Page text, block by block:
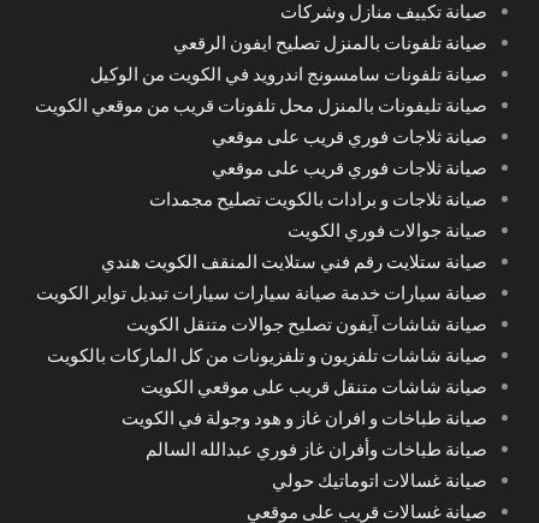
صيانة تكييف منازل وشركات
صيانة تلفونات بالمنزل تصليح ايفون الرقعي
صيانة تلفونات سامسونج اندرويد في الكويت من الوكيل
صيانة تليفونات بالمنزل محل تلفونات قريب من موقعي الكويت
صيانة ثلاجات فوري قريب على موقعي
صيانة ثلاجات فوري قريب على موقعي
صيانة ثلاجات و برادات بالكويت تصليح مجمدات
صيانة جوالات فوري الكويت
صيانة ستلايت رقم فني ستلايت المنقف الكويت هندي
صيانة سيارات خدمة صيانة سيارات سيارات تبديل تواير الكويت
صيانة شاشات آيفون تصليح جوالات متنقل الكويت
صيانة شاشات تلفزيون و تلفزيونات من كل الماركات بالكويت
صيانة شاشات متنقل قريب على موقعي الكويت
صيانة طباخات و افران غاز و هود وجولة في الكويت
صيانة طباخات وأفران غاز فوري عبدالله السالم
صيانة غسالات اتوماتيك حولي
صيانة غسالات قريب على موقعي